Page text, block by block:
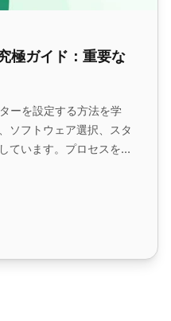
極ガイド：重要な
ーを設定する方法を学
ソフトウェア選択、スタ
ています。プロセスを最
ボーナスティップを入